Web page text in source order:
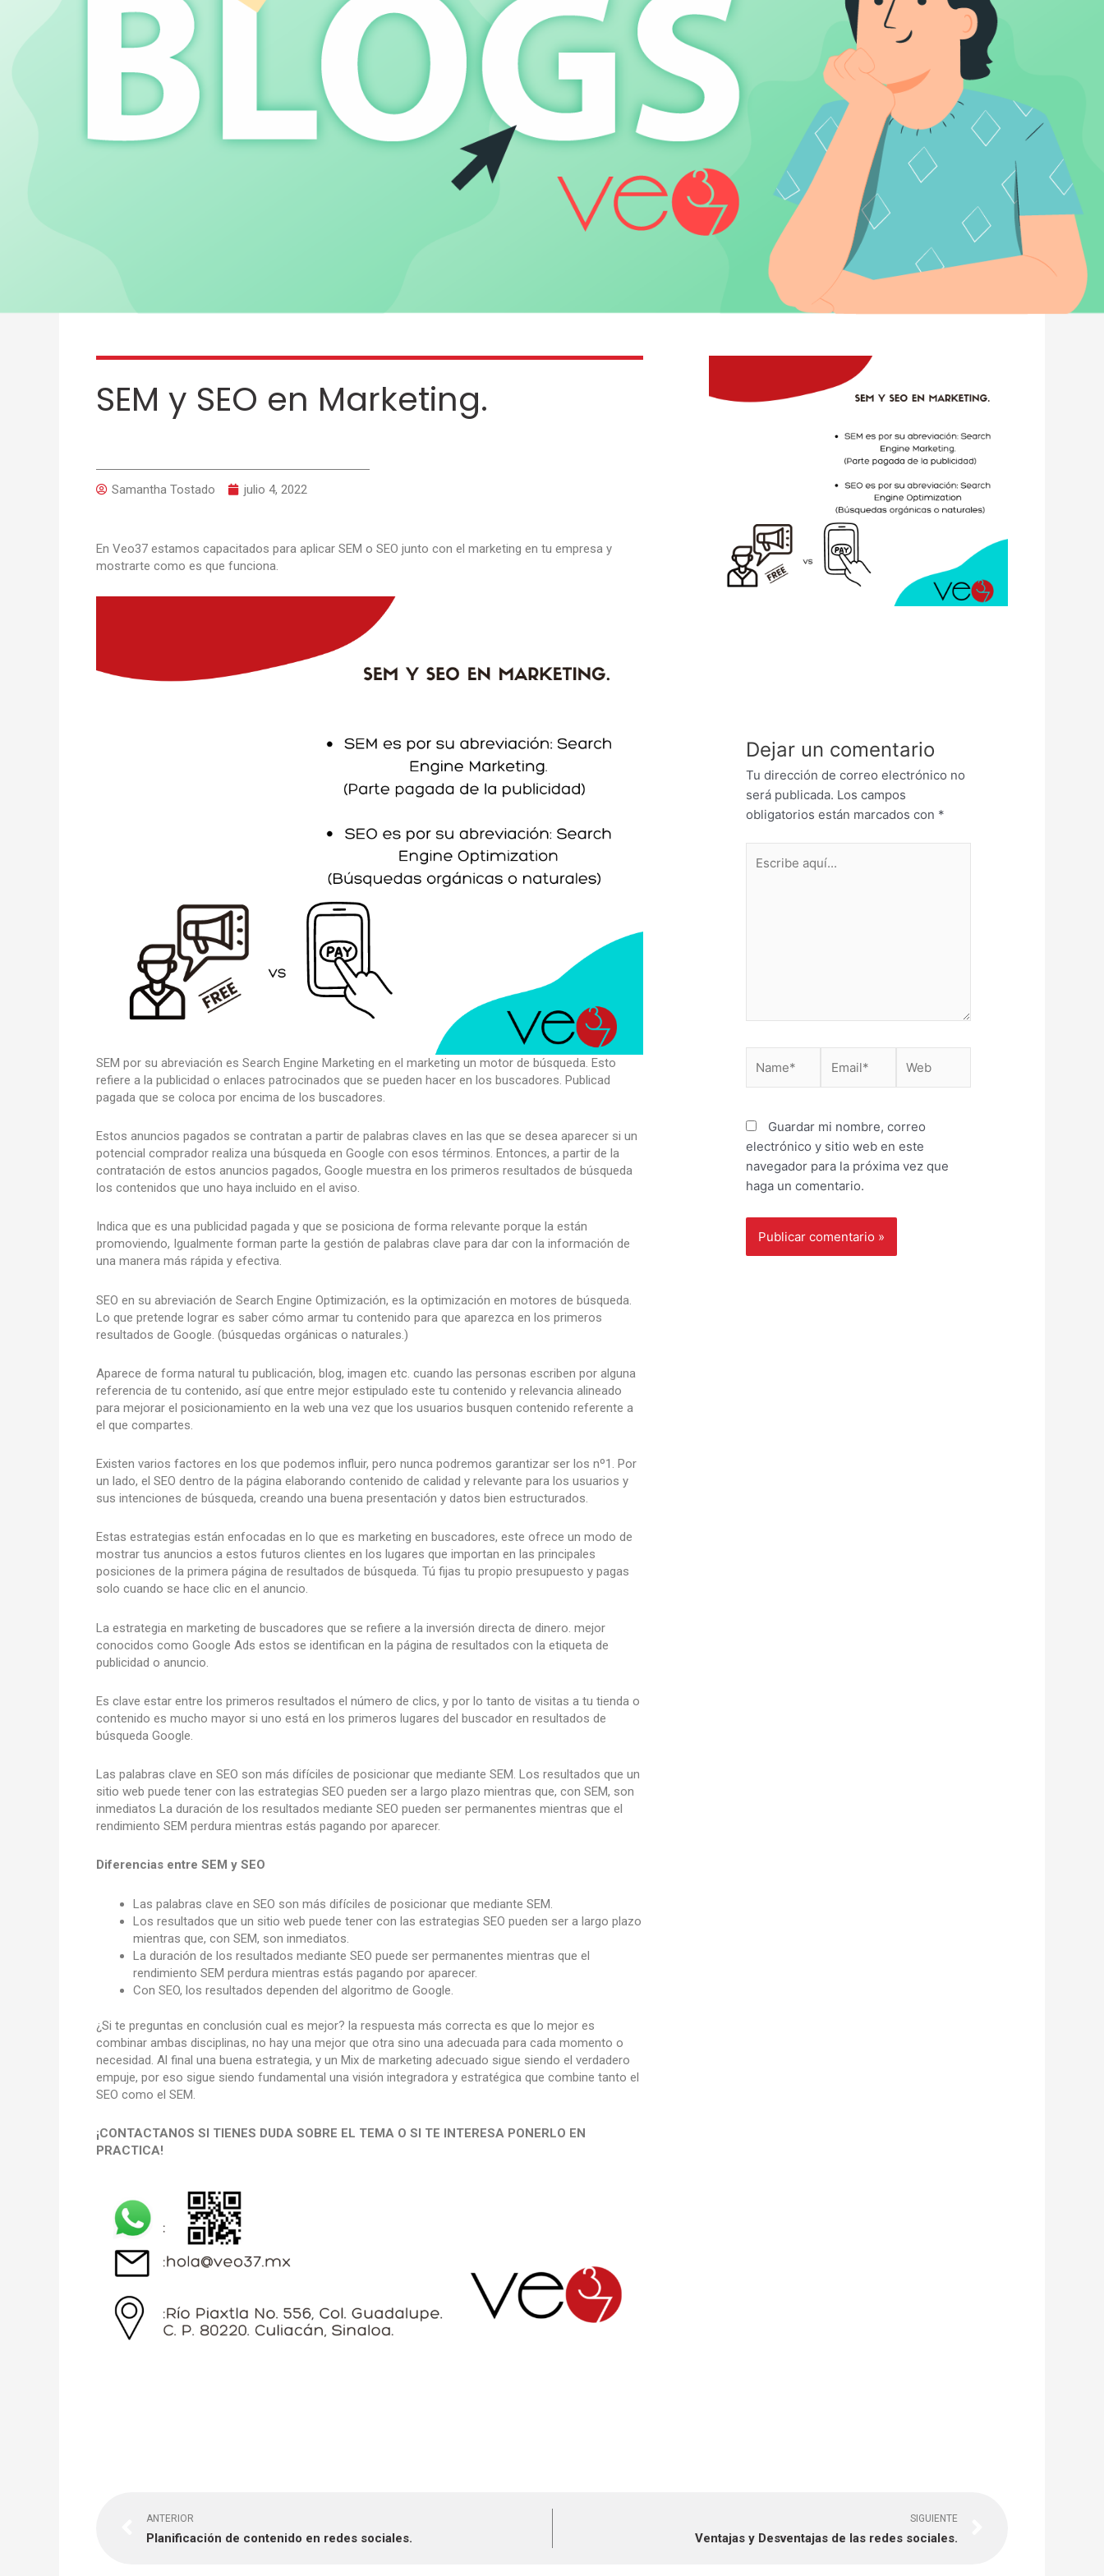
SEM y SEO en Marketing.
Samantha Tostado julio 4, 2022
En Veo37 estamos capacitados para aplicar SEM o SEO junto con el marketing en tu empresa y
mostrarte como es que funciona.
SEM por su abreviación es Search Engine Marketing en el marketing un motor de búsqueda. Esto
refiere a la publicidad o enlaces patrocinados que se pueden hacer en los buscadores. Publicad
pagada que se coloca por encima de los buscadores.
Estos anuncios pagados se contratan a partir de palabras claves en las que se desea aparecer si un
potencial comprador realiza una búsqueda en Google con esos términos. Entonces, a partir de la
contratación de estos anuncios pagados, Google muestra en los primeros resultados de búsqueda
los contenidos que uno haya incluido en el aviso.
Indica que es una publicidad pagada y que se posiciona de forma relevante porque la están
promoviendo, Igualmente forman parte la gestión de palabras clave para dar con la información de
una manera más rápida y efectiva.
SEO en su abreviación de Search Engine Optimización, es la optimización en motores de búsqueda.
Lo que pretende lograr es saber cómo armar tu contenido para que aparezca en los primeros
resultados de Google. (búsquedas orgánicas o naturales.)
Aparece de forma natural tu publicación, blog, imagen etc. cuando las personas escriben por alguna
referencia de tu contenido, así que entre mejor estipulado este tu contenido y relevancia alineado
para mejorar el posicionamiento en la web una vez que los usuarios busquen contenido referente a
el que compartes.
Existen varios factores en los que podemos influir, pero nunca podremos garantizar ser los nº1. Por
un lado, el SEO dentro de la página elaborando contenido de calidad y relevante para los usuarios y
sus intenciones de búsqueda, creando una buena presentación y datos bien estructurados.
Estas estrategias están enfocadas en lo que es marketing en buscadores, este ofrece un modo de
mostrar tus anuncios a estos futuros clientes en los lugares que importan en las principales
posiciones de la primera página de resultados de búsqueda. Tú fijas tu propio presupuesto y pagas
solo cuando se hace clic en el anuncio.
La estrategia en marketing de buscadores que se refiere a la inversión directa de dinero. mejor
conocidos como Google Ads estos se identifican en la página de resultados con la etiqueta de
publicidad o anuncio.
Es clave estar entre los primeros resultados el número de clics, y por lo tanto de visitas a tu tienda o
contenido es mucho mayor si uno está en los primeros lugares del buscador en resultados de
búsqueda Google.
Las palabras clave en SEO son más difíciles de posicionar que mediante SEM. Los resultados que un
sitio web puede tener con las estrategias SEO pueden ser a largo plazo mientras que, con SEM, son
inmediatos La duración de los resultados mediante SEO pueden ser permanentes mientras que el
rendimiento SEM perdura mientras estás pagando por aparecer.
Diferencias entre SEM y SEO
Las palabras clave en SEO son más difíciles de posicionar que mediante SEM.
Los resultados que un sitio web puede tener con las estrategias SEO pueden ser a largo plazo
mientras que, con SEM, son inmediatos.
La duración de los resultados mediante SEO puede ser permanentes mientras que el
rendimiento SEM perdura mientras estás pagando por aparecer.
Con SEO, los resultados dependen del algoritmo de Google.
¿Si te preguntas en conclusión cual es mejor? la respuesta más correcta es que lo mejor es
combinar ambas disciplinas, no hay una mejor que otra sino una adecuada para cada momento o
necesidad. Al final una buena estrategia, y un Mix de marketing adecuado sigue siendo el verdadero
empuje, por eso sigue siendo fundamental una visión integradora y estratégica que combine tanto el
SEO como el SEM.
¡CONTACTANOS SI TIENES DUDA SOBRE EL TEMA O SI TE INTERESA PONERLO EN
PRACTICA!
Dejar un comentario
Tu dirección de correo electrónico no
será publicada. Los campos
obligatorios están marcados con *
aquí...
Guardar mi nombre, correo
electrónico y sitio web en este
navegador para la próxima vez que
haga un comentario.
ANTERIOR
Planificación de contenido en redes sociales.
SIGUIENTE
Ventajas y Desventajas de las redes sociales.